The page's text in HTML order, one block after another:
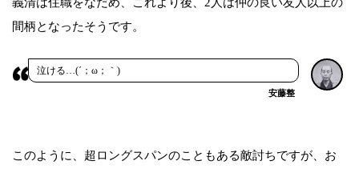
間柄となったそうです。
泣ける…(´；ω；｀)
安藤整
このように、超ロングスパンのこともある敵討ちですが、お